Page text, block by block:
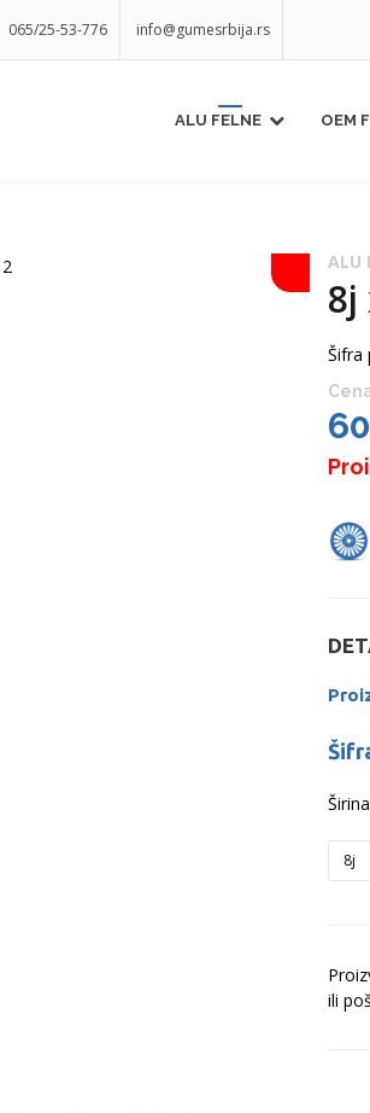
065/25-53-776 info@gumesrbija.rs
ALU FELNE OEM
ALU
8j
Šifra
8j
ili